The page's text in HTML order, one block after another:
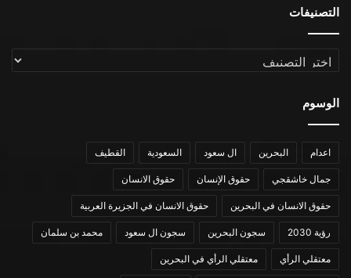
التصنيفات
التصنيفات
الوسوم
اعدام البحرين ال سعود السعودية القطيف
جمال خاشقجي حقوق الإنسان حقوق الانسان
حقوق الانسان في البحرين حقوق الانسان في الجزيرة العربية
رؤية 2030 سجون البحرين سجون ال سعود محمد بن سلمان
معتقلي الرأي معتقلي الرأي في البحرين